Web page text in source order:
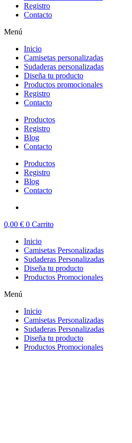
Registro
Contacto
Menú
Inicio
Camisetas personalizadas
Sudaderas personalizadas
Diseña tu producto
Productos promocionales
Registro
Contacto
Productos
Registro
Blog
Contacto
Productos
Registro
Blog
Contacto
0,00 € 0 Carrito
Inicio
Camisetas Personalizadas
Sudaderas Personalizadas
Diseña tu producto
Productos Promocionales
Menú
Inicio
Camisetas Personalizadas
Sudaderas Personalizadas
Diseña tu producto
Productos Promocionales